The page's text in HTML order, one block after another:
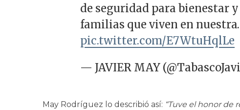
de seguridad para bienestar
familias que viven en
pic.twitter.com/E7WtuHqlLe
— JAVIER MAY
May Rodríguez lo describió así: “Tuve el honor de